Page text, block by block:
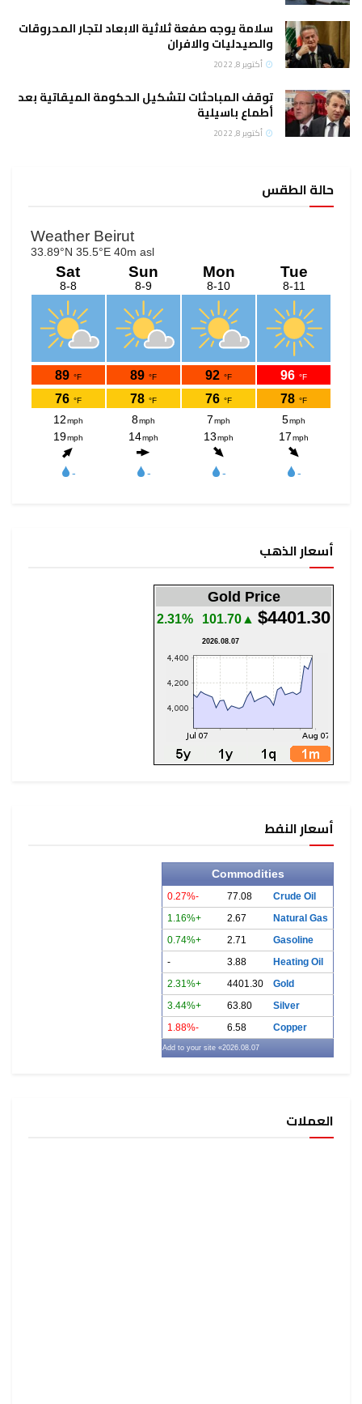
سلامة يوجه صفعة ثلاثية الابعاد لتجار المحروقات
والصيدليات والافران
أكتوبر 8, 2022
توقف المباحثات لتشكيل الحكومة الميقاتية بعد
أطماع باسيلية
أكتوبر 8, 2022
حالة الطقس
أسعار الذهب
Gold Price
$4401.30
▲101.70
2.31%
2026.08.07
أسعار النفط
Commodities
Crude Oil
77.08
-0.27%
Natural Gas
2.67
+1.16%
Gasoline
2.71
+0.74%
Heating Oil
3.88
-
Gold
4401.30
+2.31%
Silver
63.80
+3.44%
Copper
6.58
-1.88%
2026.08.07
» Add to your site
العملات